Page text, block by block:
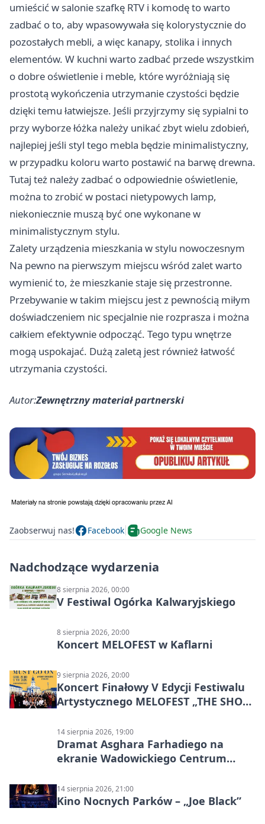
umieścić w salonie szafkę RTV i komodę to warto
zadbać o to, aby wpasowywała się kolorystycznie do
pozostałych mebli, a więc kanapy, stolika i innych
elementów. W kuchni warto zadbać przede wszystkim
o dobre oświetlenie i meble, które wyróżniają się
prostotą wykończenia utrzymanie czystości będzie
dzięki temu łatwiejsze. Jeśli przyjrzymy się sypialni to
przy wyborze łóżka należy unikać zbyt wielu zdobień,
najlepiej jeśli styl tego mebla będzie minimalistyczny,
w przypadku koloru warto postawić na barwę drewna.
Tutaj też należy zadbać o odpowiednie oświetlenie,
można to zrobić w postaci nietypowych lamp,
niekoniecznie muszą być one wykonane w
minimalistycznym stylu.
Zalety urządzenia mieszkania w stylu nowoczesnym
Na pewno na pierwszym miejscu wśród zalet warto
wymienić to, że mieszkanie staje się przestronne.
Przebywanie w takim miejscu jest z pewnością miłym
doświadczeniem nic specjalnie nie rozprasza i można
całkiem efektywnie odpocząć. Tego typu wnętrze
mogą uspokajać. Dużą zaletą jest również łatwość
utrzymania czystości.
Autor:Zewnętrzny materiał partnerski
Zaobserwuj nas! Facebook Google News
Nadchodzące wydarzenia
8 sierpnia 2026, 00:00
V Festiwal Ogórka Kalwaryjskiego
8 sierpnia 2026, 20:00
Koncert MELOFEST w Kaflarni
9 sierpnia 2026, 20:00
Koncert Finałowy V Edycji Festiwalu
Artystycznego MELOFEST „THE SHOW
14 sierpnia 2026, 19:00
Dramat Asghara Farhadiego na
ekranie Wadowickiego Centrum
14 sierpnia 2026, 21:00
Kino Nocnych Parków – „Joe Black”